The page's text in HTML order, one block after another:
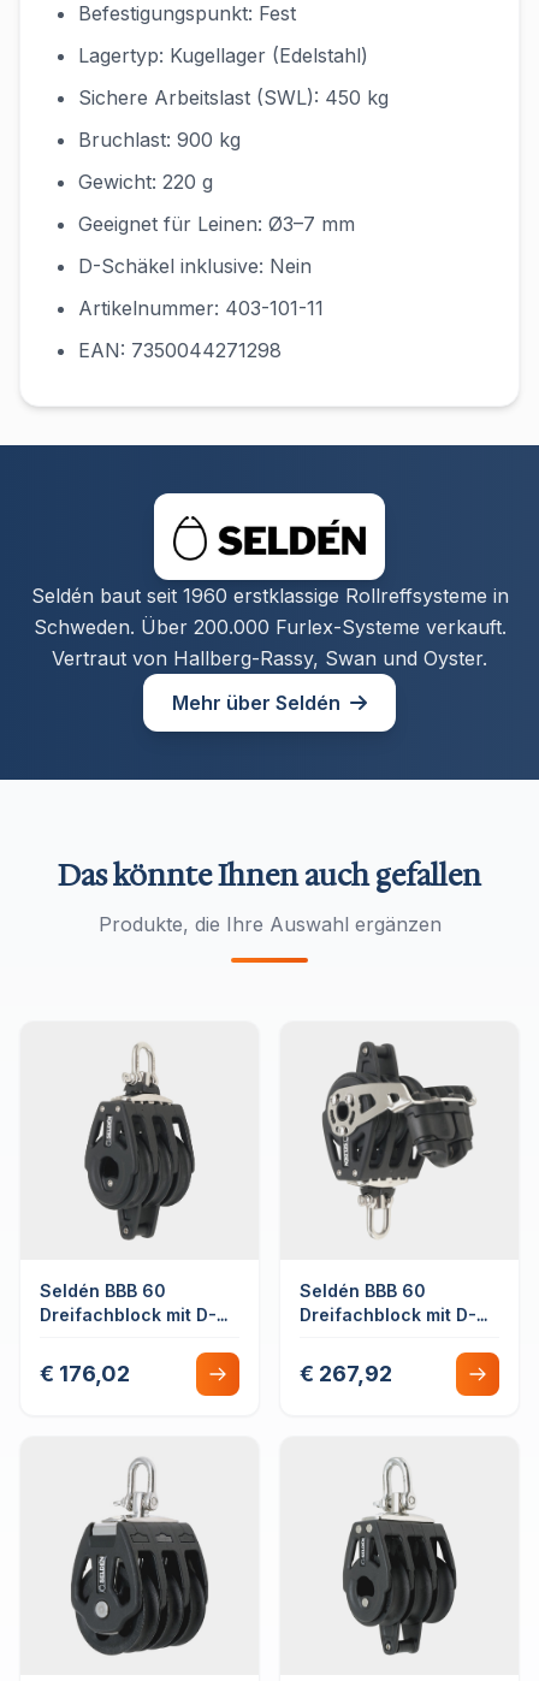
Befestigungspunkt: Fest
Lagertyp: Kugellager (Edelstahl)
Sichere Arbeitslast (SWL): 450 kg
Bruchlast: 900 kg
Gewicht: 220 g
Geeignet für Leinen: Ø3–7 mm
D-Schäkel inklusive: Nein
Artikelnummer: 403-101-11
EAN: 7350044271298
Seldén baut seit 1960 erstklassige Rollreffsysteme in
Schweden. Über 200.000 Furlex-Systeme verkauft.
Vertraut von Hallberg-Rassy, Swan und Oyster.
Mehr über Seldén
Das könnte Ihnen auch gefallen
Produkte, die Ihre Auswahl ergänzen
Seldén BBB 60
Dreifachblock mit D-
mit Hundsfott
€ 176,02
Seldén BBB 60
Dreifachblock mit D-
mit Hundsfott &
Schotklemme
€ 267,92